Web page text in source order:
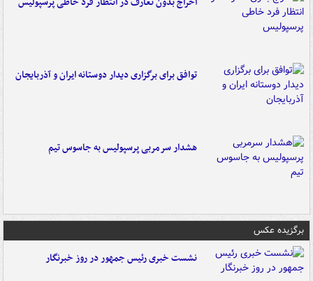
توافق برای برگزاری دیدار دوستانه ایران و آذربایجان
هشدار سرمربی پرسپولیس به جاسوس تیم
برگزیده عکس
نشست خبری رئیس جمهور در روز خبرنگار